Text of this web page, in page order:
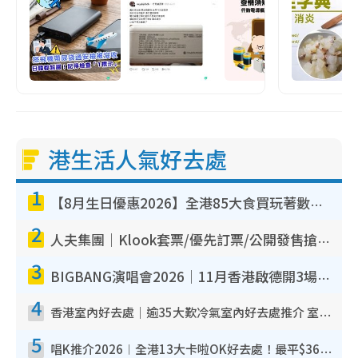
港生活人氣好去處
1 【8月生日優惠2026】全港85大食買玩著數攻略 自助餐/火鍋放題同行免費＋誠品/DONKI送現金券
2 人夫集團｜Klook套票/優先訂票/公開發售搶飛攻略！附票價.購票連結.場地座位表
3 BIGBANG演唱會2026｜11月香港啟德開3場！實名制VIP申請、優先購票攻略
4 香港室內好去處｜逾35大歎冷氣室內好去處推介 室內活動免費避雨無懼落雨
5 唱K推介2026︱全港13大卡啦OK好去處！最平$36起 日文K都有！(附地址+收費詳情)